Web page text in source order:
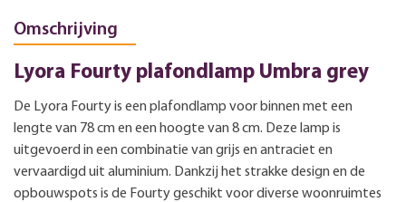
Omschrijving
Lyora Fourty plafondlamp Umbra grey
De Lyora Fourty is een plafondlamp voor binnen met een
lengte van 78 cm en een hoogte van 8 cm. Deze lamp is
uitgevoerd in een combinatie van grijs en antraciet en
vervaardigd uit aluminium. Dankzij het strakke design en de
opbouwspots is de Fourty geschikt voor diverse woonruimtes